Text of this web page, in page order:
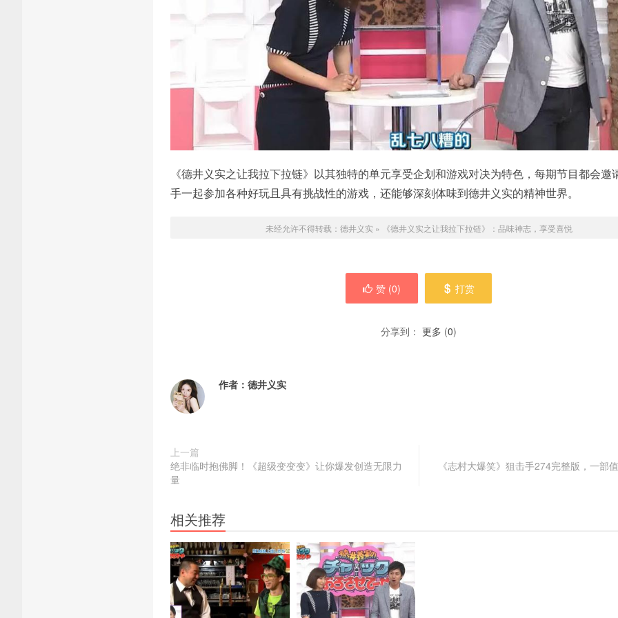
《德井义实之让我拉下拉链》以其独特的单元享受企划和游戏对决为特色，每期节目都会邀
手一起参加各种好玩且具有挑战性的游戏，还能够深刻体味到德井义实的精神世界。
未经允许不得转载： 德井义实 » 《德井义实之让我拉下拉链》：品味神志，享受喜悦
赞 (0) 打赏
分享到： 更多 (0)
作者： 德井义实
上一篇
绝非临时抱佛脚！《超级变变变》让你爆发创造无限力
量
《志村大爆笑》狙击手274完整版，一部
相关推荐